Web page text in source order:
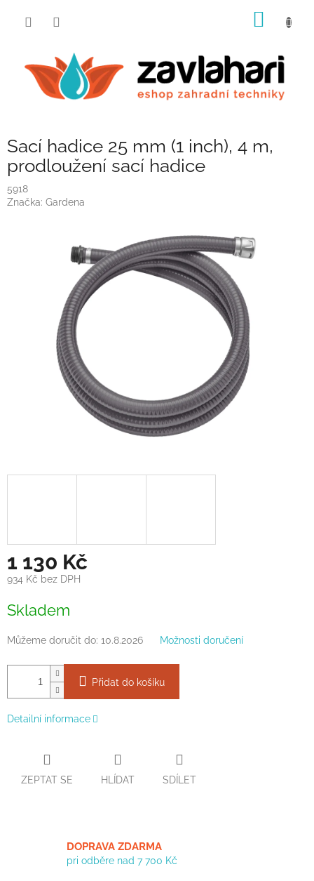
Sací hadice 25 mm (1 inch), 4 m,
prodloužení sací hadice
5918
Značka: Gardena
1 130 Kč
934 Kč bez DPH
cena:
Skladem
Můžeme doručit do: 10.8.2026 Možnosti doručení
Přidat do košíku
Detailní informace
ZEPTAT SE HLÍDAT SDÍLET
DOPRAVA ZDARMA
pri odběre nad 7 700 Kč